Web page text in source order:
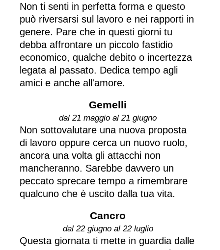
Non ti senti in perfetta forma e questo
può riversarsi sul lavoro e nei rapporti in
genere. Pare che in questi giorni tu
debba affrontare un piccolo fastidio
economico, qualche debito o incertezza
legata al passato. Dedica tempo agli
amici e anche all'amore.
Gemelli
dal 21 maggio al 21 giugno
Non sottovalutare una nuova proposta
di lavoro oppure cerca un nuovo ruolo,
ancora una volta gli attacchi non
mancheranno. Sarebbe davvero un
peccato sprecare tempo a rimembrare
qualcuno che è uscito dalla tua vita.
Cancro
dal 22 giugno al 22 luglio
Questa giornata ti mette in guardia dalle